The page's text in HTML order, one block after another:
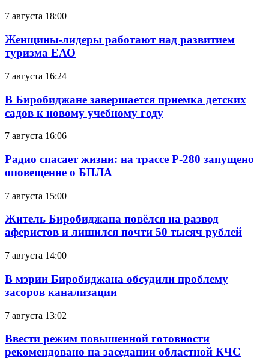
7 августа 18:00
Женщины-лидеры работают над развитием
туризма ЕАО
7 августа 16:24
В Биробиджане завершается приемка детских
садов к новому учебному году
7 августа 16:06
Радио спасает жизни: на трассе Р-280 запущено
оповещение о БПЛА
7 августа 15:00
Житель Биробиджана повёлся на развод
аферистов и лишился почти 50 тысяч рублей
7 августа 14:00
В мэрии Биробиджана обсудили проблему
засоров канализации
7 августа 13:02
Ввести режим повышенной готовности
рекомендовано на заседании областной КЧС